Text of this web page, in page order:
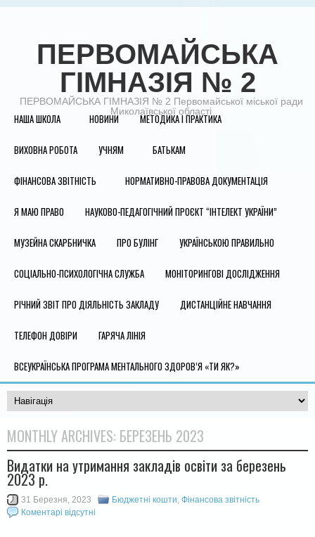
ПЕРВОМАЙСЬКА
ГІМНАЗІЯ № 2
ПЕРВОМАЙСЬКА ГІМНАЗІЯ № 2 Первомайської міської ради
Миколаївської області
НАША ШКОЛА НОВИНИ МЕТОДИКА І ПРАКТИКА
ВИХОВНА РОБОТА УЧНЯМ БАТЬКАМ
ФІНАНСОВА ЗВІТНІСТЬ НОРМАТИВНО-ПРАВОВА ДОКУМЕНТАЦІЯ
Я МАЮ ПРАВО НАУКОВО-ПЕДАГОГІЧНИЙ ПРОЄКТ “ІНТЕЛЕКТ УКРАЇНИ”
МУЗЕЙНА СКАРБНИЧКА ПРО БУЛІНГ УКРАЇНСЬКОЮ ПРАВИЛЬНО
СОЦІАЛЬНО-ПСИХОЛОГІЧНА СЛУЖБА МОНІТОРИНГОВІ ДОСЛІДЖЕННЯ
РІЧНИЙ ЗВІТ ПРО ДІЯЛЬНІСТЬ ЗАКЛАДУ ДИСТАНЦІЙНЕ НАВЧАННЯ
ТЕЛЕФОН ДОВІРИ ГАРЯЧА ЛІНІЯ
ВСЕУКРАЇНСЬКА ПРОГРАМА МЕНТАЛЬНОГО ЗДОРОВ’Я «ТИ ЯК?»
MONTHLY ARCHIVES: БЕРЕЗЕНЬ 2023
Видатки на утримання закладів освіти за березень
2023 р.
31 Березня, 2023 Бюджетні кошти, Фінансова звітність
Коментарі відсутні